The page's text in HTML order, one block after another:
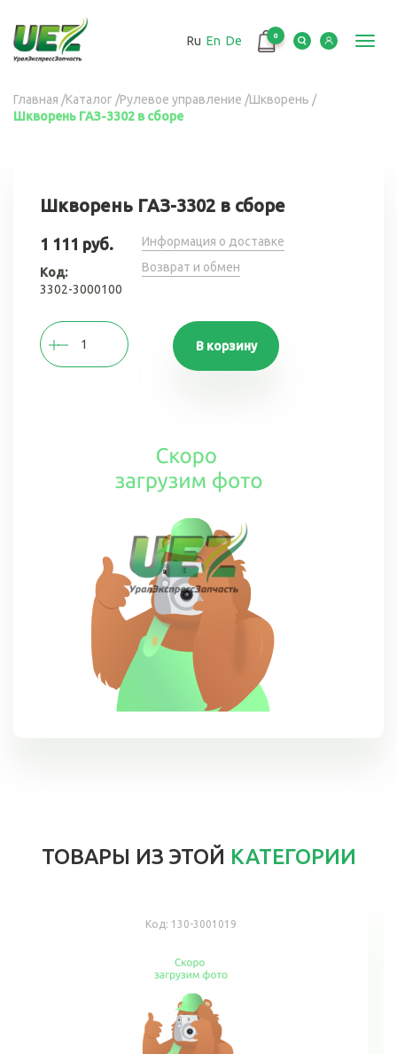
основному
содержанию
Ru En De 0
Вы
здесь
Главная /Каталог /Рулевое управление /Шкворень /
Шкворень ГАЗ-3302 в сборе
Шкворень ГАЗ-3302 в сборе
1 111 руб.
Код:
3302-3000100
Информация о доставке
Возврат и обмен
В корзину
ТОВАРЫ ИЗ ЭТОЙ КАТЕГОРИИ
Код: 130-3001019